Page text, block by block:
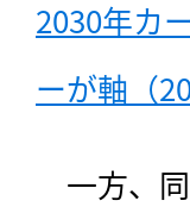
2030年カ
ーが軸（
一方、